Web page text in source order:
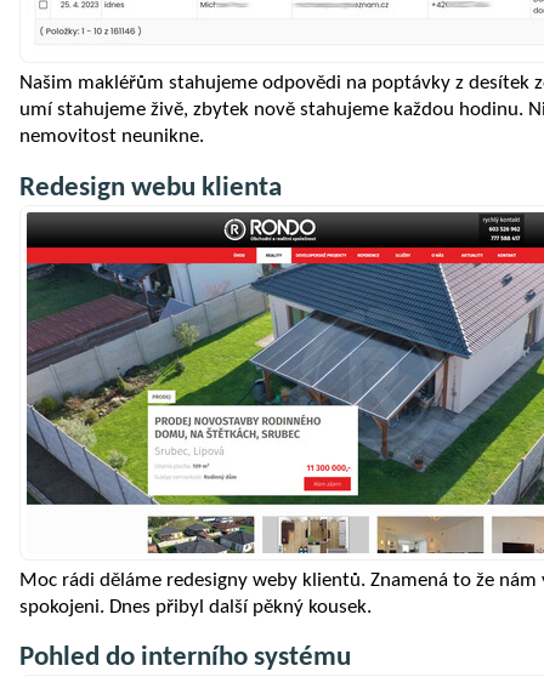
Našim makléřům stahujeme odpovědi na poptávky z desítek
umí stahujeme živě, zbytek nově stahujeme každou hodinu.
nemovitost neunikne.
Redesign webu klienta
Moc rádi děláme redesigny weby klientů. Znamená to že nám
spokojeni. Dnes přibyl další pěkný kousek.
Pohled do interního systému